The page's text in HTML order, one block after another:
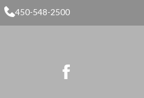
450-548-2500